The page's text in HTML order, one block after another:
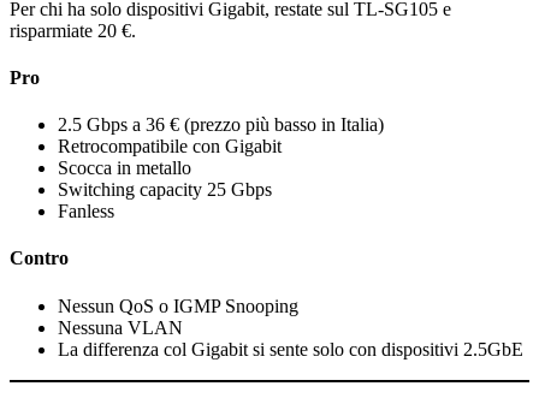
Per chi ha solo dispositivi Gigabit, restate sul TL-SG105 e
risparmiate 20 €.
Pro
2.5 Gbps a 36 € (prezzo più basso in Italia)
Retrocompatibile con Gigabit
Scocca in metallo
Switching capacity 25 Gbps
Fanless
Contro
Nessun QoS o IGMP Snooping
Nessuna VLAN
La differenza col Gigabit si sente solo con dispositivi 2.5GbE